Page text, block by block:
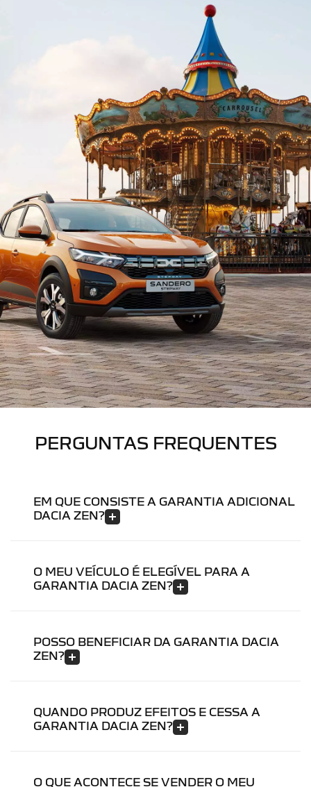
PERGUNTAS FREQUENTES
EM QUE CONSISTE A GARANTIA ADICIONAL
DACIA ZEN?
O MEU VEÍCULO É ELEGÍVEL PARA A
GARANTIA DACIA ZEN?
POSSO BENEFICIAR DA GARANTIA DACIA
ZEN?
QUANDO PRODUZ EFEITOS E CESSA A
GARANTIA DACIA ZEN?
O QUE ACONTECE SE VENDER O MEU